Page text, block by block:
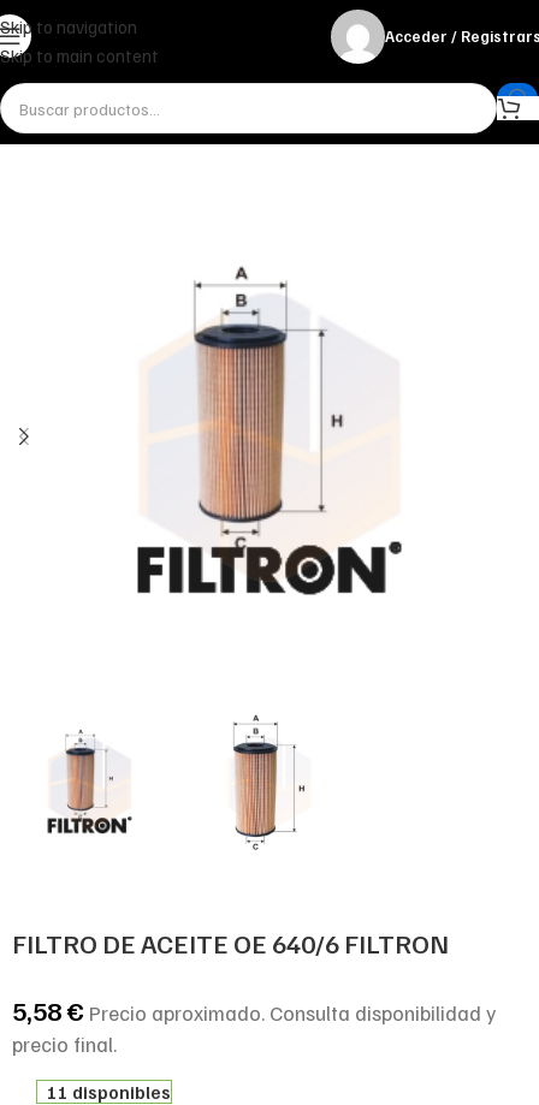
Skip to navigation
Skip to main content
Acceder /
InicioMiscelánea - otrosOtrosFILTRO DE ACEITE OE 640/6 FILTRON
FILTRO DE ACEITE OE 640/6 FILTRON
5,58€ Precio aproximado. Consulta disponibilidad y
precio final.
11 disponibles